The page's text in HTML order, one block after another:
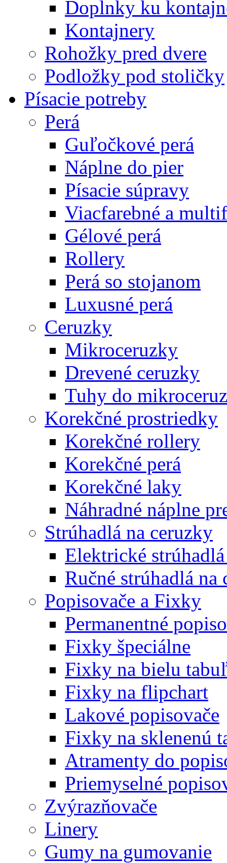
Doplnky ku
Kontajnery
Rohožky pred dvere
Podložky pod stoličky
Písacie potreby
Perá
Guľočkové perá
Náplne do pier
Písacie súpravy
Viacfarebné a
Gélové perá
Rollery
Perá so stojanom
Luxusné perá
Ceruzky
Mikroceruzky
Drevené ceruzky
Tuhy do
Korekčné prostriedky
Korekčné rollery
Korekčné perá
Korekčné laky
Náhradné náplne
Strúhadlá na ceruzky
Elektrické
Ručné strúhadlá na
Popisovače a Fixky
Permanentné
Fixky špeciálne
Fixky na bielu
Fixky na flipchart
Lakové popisovače
Fixky na sklenenú
Atramenty do
Priemyselné
Zvýrazňovače
Linery
Gumy na gumovanie